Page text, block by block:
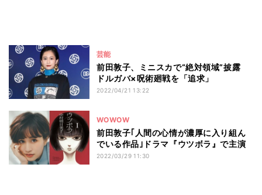
芸能
前田敦子、ミニスカで“絶対領域”披露
ドルガバ×呪術廻戦を「追求」
2022/04/21 13:22
WOWOW
前田敦子｢人間の心情が濃厚に入り組ん
でいる作品｣ドラマ『ウツボラ』で主演
2022/03/29 11:30